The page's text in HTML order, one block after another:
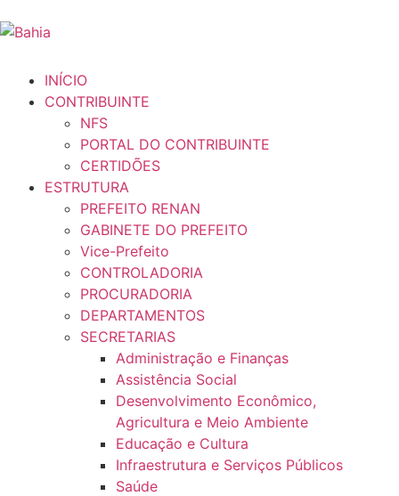
INÍCIO
CONTRIBUINTE
NFS
PORTAL DO CONTRIBUINTE
CERTIDÕES
ESTRUTURA
PREFEITO RENAN
GABINETE DO PREFEITO
Vice-Prefeito
CONTROLADORIA
PROCURADORIA
DEPARTAMENTOS
SECRETARIAS
Administração e Finanças
Assistência Social
Desenvolvimento Econômico,
Agricultura e Meio Ambiente
Educação e Cultura
Infraestrutura e Serviços Públicos
Saúde